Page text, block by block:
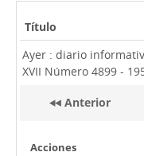
Título
Ayer : diario
XVII Número 4899 -
Anterior
Acciones